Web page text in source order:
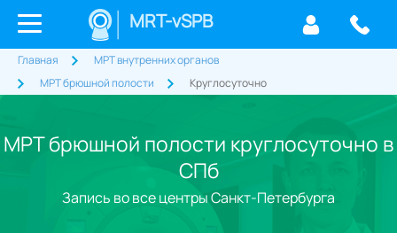
MRT-vSPB
Главная
МРТ внутренних органов
МРТ брюшной полости
Круглосуточно
МРТ брюшной полости круглосуточно в
СПб
Запись во все центры Санкт-Петербурга